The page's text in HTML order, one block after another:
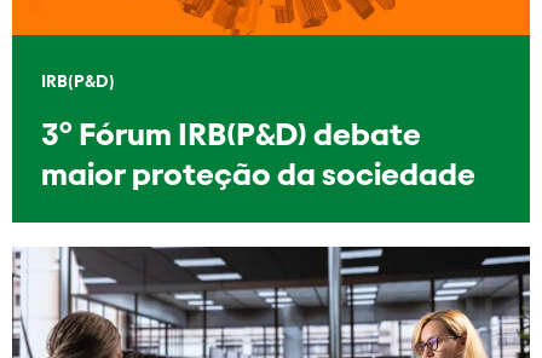
IRB(P&D)
3º Fórum IRB(P&D) debate
maior proteção da sociedade